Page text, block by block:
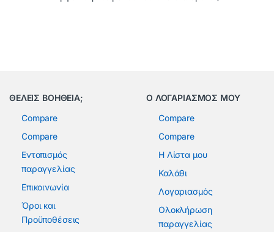
ΘΕΛΕΙΣ ΒΟΗΘΕΙΑ;
Compare
Compare
Εντοπισμός
παραγγελίας
Επικοινωνία
Όροι και
Προϋποθέσεις
Ο ΛΟΓΑΡΙΑΣΜΟΣ ΜΟΥ
Compare
Compare
Η Λίστα μου
Καλάθι
Λογαριασμός
Ολοκλήρωση
παραγγελίας